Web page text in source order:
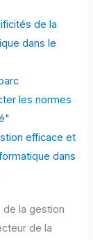
de la
dans le
les normes
efficace et
dans
la gestion
de la